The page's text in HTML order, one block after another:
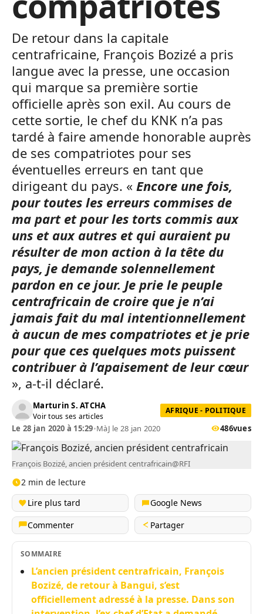
De retour dans la capitale
centrafricaine, François Bozizé a pris
langue avec la presse, une occasion
qui marque sa première sortie
officielle après son exil. Au cours de
cette sortie, le chef du KNK n’a pas
tardé à faire amende honorable auprès
de ses compatriotes pour ses
éventuelles erreurs en tant que
dirigeant du pays. « Encore une fois,
pour toutes les erreurs commises de
ma part et pour les torts commis aux
uns et aux autres et qui auraient pu
résulter de mon action à la tête du
pays, je demande solennellement
pardon en ce jour. Je prie le peuple
centrafricain de croire que je n’ai
jamais fait du mal intentionnellement
à aucun de mes compatriotes et je prie
pour que ces quelques mots puissent
contribuer à l’apaisement de leur cœur
», a-t-il déclaré.
Marturin S. ATCHA
Voir tous ses articles
AFRIQUE - POLITIQUE
Le 28 jan 2020 à 15:29•MàJ le 28 jan 2020 486vues
François Bozizé, ancien président centrafricain@RFI
2 min de lecture
Lire plus tard
Google News
Commenter
Partager
SOMMAIRE
L’ancien président centrafricain, François
Bozizé, de retour à Bangui, s’est
officiellement adressé à la presse. Dans son